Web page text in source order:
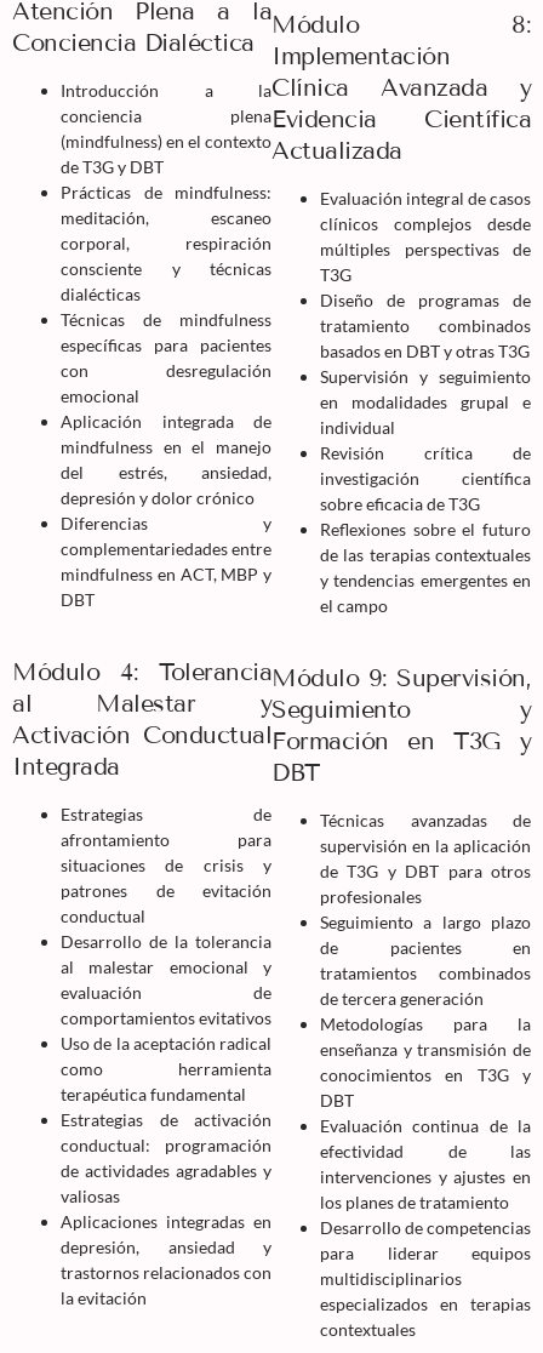
Atención Plena a la
Conciencia Dialéctica
Introducción a la
conciencia plena
(mindfulness) en el contexto
de T3G y DBT
Prácticas de mindfulness:
meditación, escaneo
corporal, respiración
consciente y técnicas
dialécticas
Técnicas de mindfulness
específicas para pacientes
con desregulación
emocional
Aplicación integrada de
mindfulness en el manejo
del estrés, ansiedad,
depresión y dolor crónico
Diferencias y
complementariedades entre
mindfulness en ACT, MBP y
DBT
Módulo 4: Tolerancia
al Malestar y
Activación Conductual
Integrada
Estrategias de
afrontamiento para
situaciones de crisis y
patrones de evitación
conductual
Desarrollo de la tolerancia
al malestar emocional y
evaluación de
comportamientos evitativos
Uso de la aceptación radical
como herramienta
terapéutica fundamental
Estrategias de activación
conductual: programación
de actividades agradables y
valiosas
Aplicaciones integradas en
depresión, ansiedad y
trastornos relacionados con
la evitación
Módulo 8:
Implementación
Clínica Avanzada y
Evidencia Científica
Actualizada
Evaluación integral de casos
clínicos complejos desde
múltiples perspectivas de
T3G
Diseño de programas de
tratamiento combinados
basados en DBT y otras T3G
Supervisión y seguimiento
en modalidades grupal e
individual
Revisión crítica de
investigación científica
sobre eficacia de T3G
Reflexiones sobre el futuro
de las terapias contextuales
y tendencias emergentes en
el campo
Módulo 9: Supervisión,
Seguimiento y
Formación en T3G y
DBT
Técnicas avanzadas de
supervisión en la aplicación
de T3G y DBT para otros
profesionales
Seguimiento a largo plazo
de pacientes en
tratamientos combinados
de tercera generación
Metodologías para la
enseñanza y transmisión de
conocimientos en T3G y
DBT
Evaluación continua de la
efectividad de las
intervenciones y ajustes en
los planes de tratamiento
Desarrollo de competencias
para liderar equipos
multidisciplinarios
especializados en terapias
contextuales